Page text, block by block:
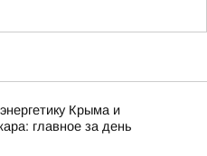
Крыма и
главное за день